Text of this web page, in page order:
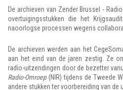
De archieven van Zender Brussel -
overtuigingsstukken die het
naoorlogse processen wegens
De archieven werden aan het
aan het eind van de jaren zestig. Ze
radio-uitzendingen door de bezetter
Radio-Omroep(NIR) tijdens de Tweede
andere stukken ter voorbereiding van de